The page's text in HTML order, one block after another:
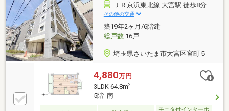
ＪＲ京浜東北線 大宮駅 徒歩8分
その他の交通
築19年2ヶ月/6階建
総戸数16戸
埼玉県さいたま市大宮区宮町５
4,880万円
3LDK 64.8m2
5階 南